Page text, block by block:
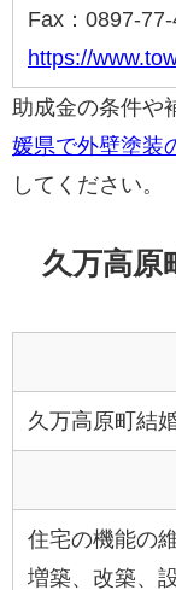
Fax：0897-77-
https://
助成金の条件や
媛県で外壁塗装
してください。
久万高原
久万高原町結
住宅の機能の
増築、改築、